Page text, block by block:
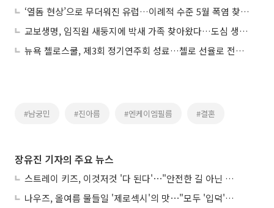
‘열돔 현상’으로 무더워진 유럽…이례적 수준 5월 폭염 찾아와
교보생명, 임직원 새둥지에 박새 가족 찾아왔다…도심 생태복원 결실
뉴욕 첼로스쿨, 제3회 정기연주회 성료…첼로 선율로 전한 위로
#남궁민 #진아름 #엔케이엠필름 #결혼
장유진 기자의 주요 뉴스
스트레이 키즈, 이것저것 '다 된다'⋯"안전한 길 아닌 도전이 재밌어"
나우즈, 올여름 물들일 '제로섹시'의 맛⋯"모두 '입덕'시킬 것"